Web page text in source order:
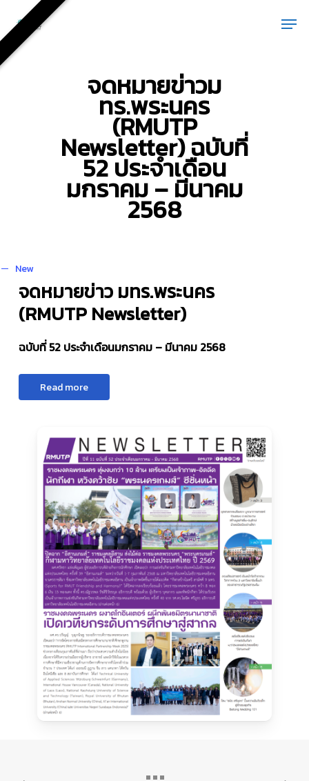
main
content
จดหมายข่าวม
ทร.พระนคร
(RMUTP
Newsletter) ฉบับที่
52 ประจำเดือน
มกราคม – มีนาคม
2568
New
จดหมายข่าว มทร.พระนคร
(RMUTP Newsletter)
ฉบับที่ 52 ประจำเดือนมกราคม – มีนาคม 2568
Read more